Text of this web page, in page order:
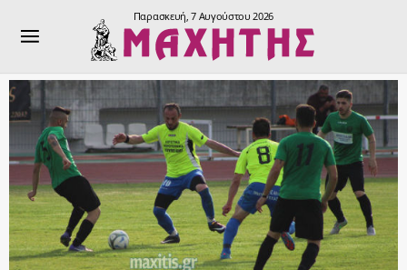
Παρασκευή, 7 Αυγούστου 2026